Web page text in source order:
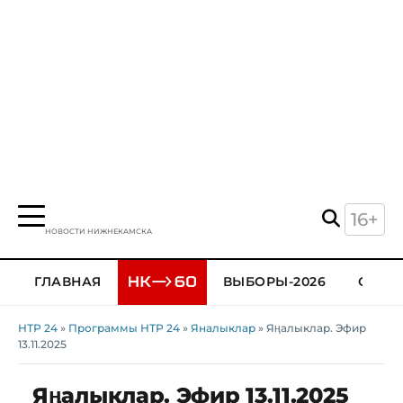
НОВОСТИ НИЖНЕКАМСКА
16+
ГЛАВНАЯ ВЫБОРЫ-2026
НТР 24 » Программы НТР 24 » Яналыклар » Яңалыклар. Эфир
13.11.2025
Яңалыклар. Эфир 13.11.2025